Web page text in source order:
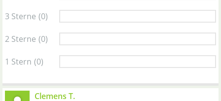
3 Sterne (0)
2 Sterne (0)
1 Stern (0)
Clemens T.